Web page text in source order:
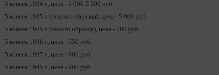
5 копеек 1934 г., цена - 5 000-5 500 руб.
5 копеек 1935 г. (старого образца), цена - 5 000 руб.
5 копеек 1935 г. (нового образца), цена - 700 руб.
5 копеек 1936 г., цена - 550 руб.
5 копеек 1937 г., цена - 900 руб.
5 копеек 1945 г., цена - 900 руб.